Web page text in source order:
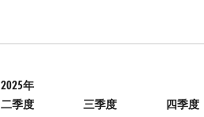
2025年
二季度
三季度
四季度